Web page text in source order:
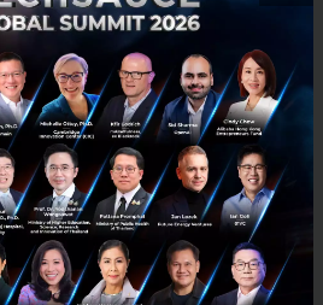
future-of-work
: 02-001-5375